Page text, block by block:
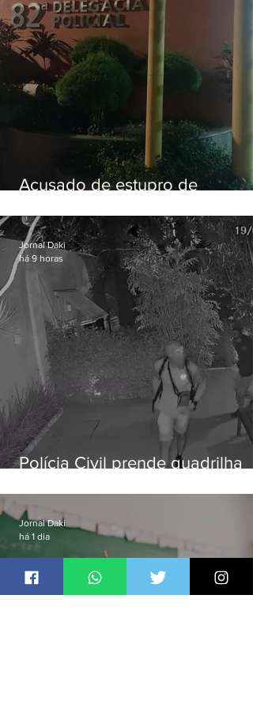
Acusado de estupro de
Polícia Civil prende quadrilha
residências de luxo no Rio
Jornal Daki
há 9 horas
Jornal Daki
há 1 dia